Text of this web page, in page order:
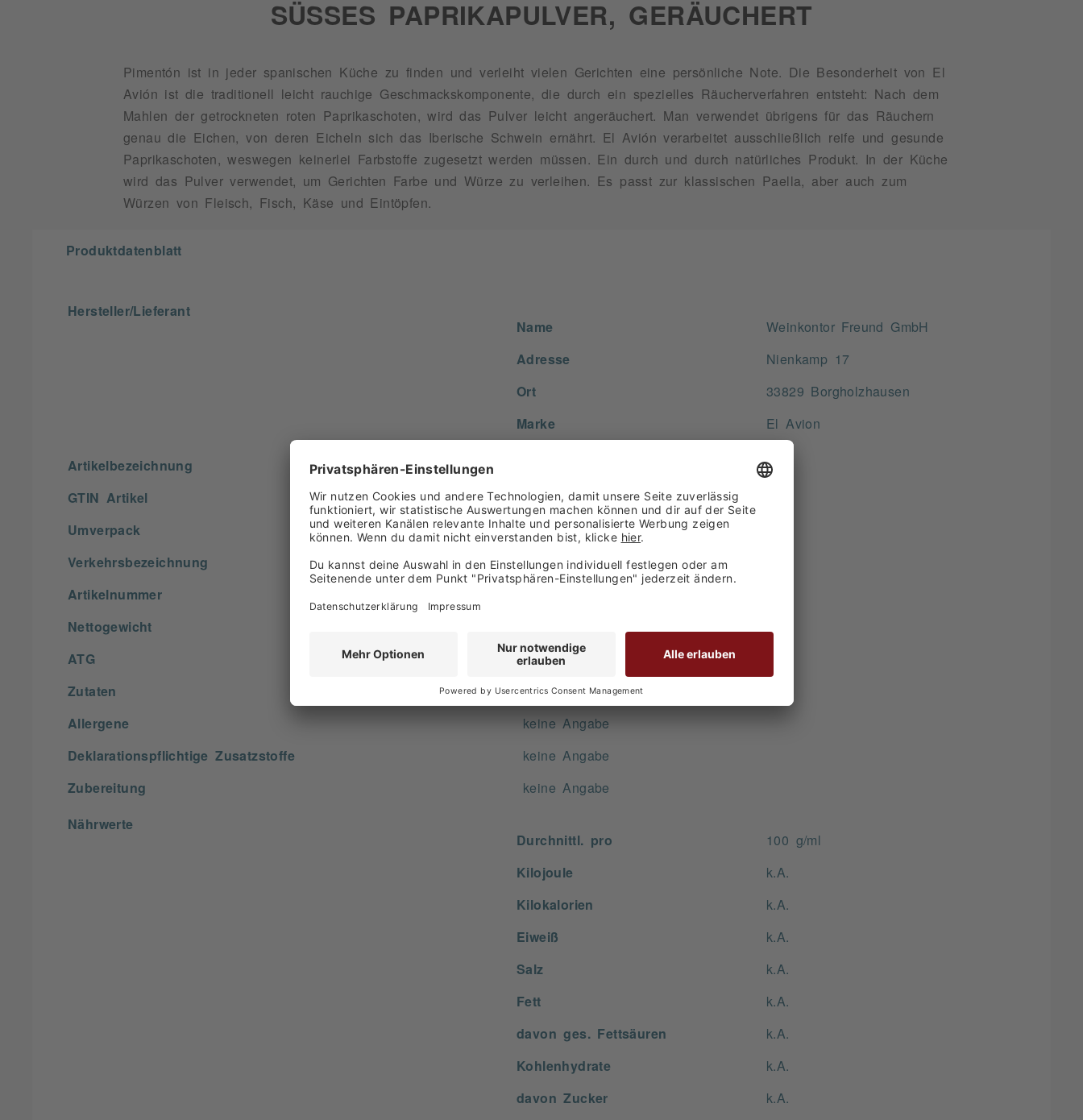
SÜSSES PAPRIKAPULVER, GERÄUCHERT
Pimentón ist in jeder spanischen Küche zu finden und verleiht vielen Gerichten eine persönliche Note. Die Besonderheit von El
Avión ist die traditionell leicht rauchige Geschmackskomponente, die durch ein spezielles Räucherverfahren entsteht: Nach dem
Mahlen der getrockneten roten Paprikaschoten, wird das Pulver leicht angeräuchert. Man verwendet übrigens für das Räuchern
genau die Eichen, von deren Eicheln sich das Iberische Schwein ernährt. El Avión verarbeitet ausschließlich reife und gesunde
Paprikaschoten, weswegen keinerlei Farbstoffe zugesetzt werden müssen. Ein durch und durch natürliches Produkt. In der Küche
wird das Pulver verwendet, um Gerichten Farbe und Würze zu verleihen. Es passt zur klassischen Paella, aber auch zum
Würzen von Fleisch, Fisch, Käse und Eintöpfen.
Produktdatenblatt
Hersteller/Lieferant
Name
Weinkontor Freund GmbH
Adresse Nienkamp 17
Ort 33829 Borgholzhausen
Marke El Avion
Artikelbezeichnung Pimentón Dulce Ahumado Inh.: 75 gr.
GTIN Artikel 8416200157017
Umverpack 8416200157024
Verkehrsbezeichnung Geräuchertes Paprikapulver mild
Artikelnummer
Nettogewicht
ATG keine Angabe
Zutaten Zutaten: Paprikapulver geräuchert mild
Allergene keine Angabe
Deklarationspflichtige Zusatzstoffe keine Angabe
Zubereitung keine Angabe
Nährwerte
Durchnittl. pro
100 g/ml
Kilojoule k.A.
Kilokalorien k.A.
Eiweiß k.A.
Salz k.A.
Fett k.A.
davon ges. Fettsäuren k.A.
Kohlenhydrate k.A.
davon Zucker k.A.